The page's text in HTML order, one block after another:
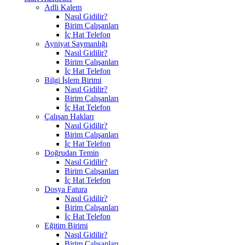
Adli Kalem
Nasıl Gidilir?
Birim Çalışanları
İç Hat Telefon
Ayniyat Saymanlığı
Nasıl Gidilir?
Birim Çalışanları
İç Hat Telefon
Bilgi İşlem Birimi
Nasıl Gidilir?
Birim Çalışanları
İç Hat Telefon
Çalışan Hakları
Nasıl Gidilir?
Birim Çalışanları
İç Hat Telefon
Doğrudan Temin
Nasıl Gidilir?
Birim Çalışanları
İç Hat Telefon
Dosya Fatura
Nasıl Gidilir?
Birim Çalışanları
İç Hat Telefon
Eğitim Birimi
Nasıl Gidilir?